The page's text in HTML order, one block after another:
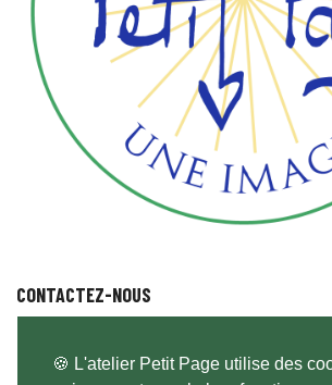
🍪 L'atelier Petit Page utilise des
CONTACTEZ-NOUS